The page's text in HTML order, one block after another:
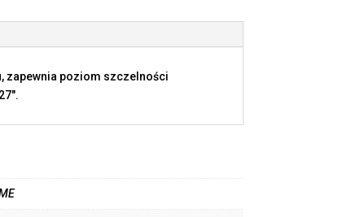
zapewnia poziom szczelności